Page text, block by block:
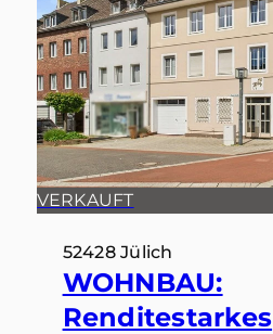
VERKAUFT
52428 Jülich
WOHNBAU:
Renditestarkes